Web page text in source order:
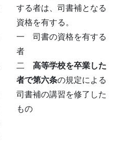
する者は、司書補となる
資格を有する。
一 司書の資格を有する
者
二 高等学校を卒業した
者で第六条の規定による
司書補の講習を修了した
もの